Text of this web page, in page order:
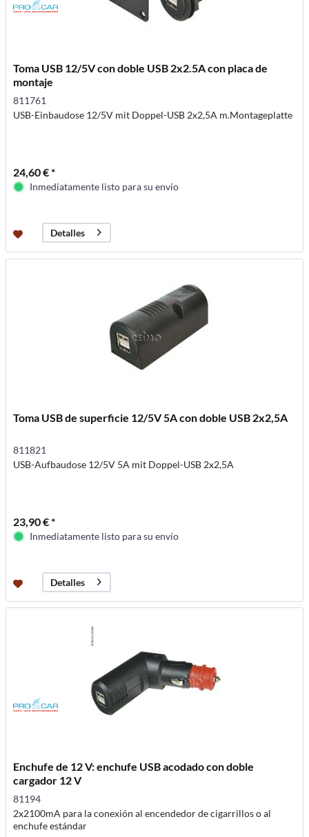
Toma USB 12/5V con doble USB 2x2.5A con placa de
montaje
811761
USB-Einbaudose 12/5V mit Doppel-USB 2x2,5A m.Montageplatte
24,60 € *
Inmediatamente listo para su envío
Detalles
Toma USB de superficie 12/5V 5A con doble USB 2x2,5A
811821
USB-Aufbaudose 12/5V 5A mit Doppel-USB 2x2,5A
23,90 € *
Inmediatamente listo para su envío
Detalles
Enchufe de 12 V: enchufe USB acodado con doble
cargador 12 V
81194
2x2100mA para la conexión al encendedor de cigarrillos o al
enchufe estándar